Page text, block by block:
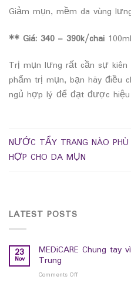
Giảm mụn, mềm da vùng
** Giá: 340 – 390k/chai 100ml
Trị mụn lưng rất cần sự kiên
phẩm trị mụn, bạn hãy điều
ngủ hợp lý để đạt được hiệu
NƯỚC TẨY TRANG NÀO PHÙ
HỢP CHO DA MỤN
LATEST POSTS
23
Nov
MEDiCARE Chung
Trung
Comments Off